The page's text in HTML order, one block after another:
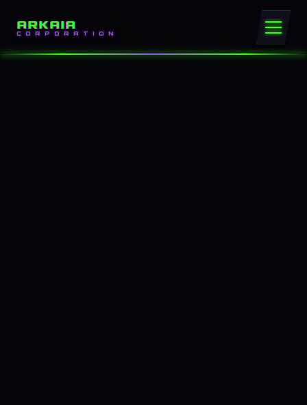
ARKAIA
CORPORATION